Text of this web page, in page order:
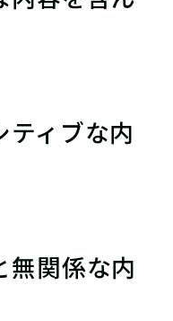
ィブな内
無関係な内